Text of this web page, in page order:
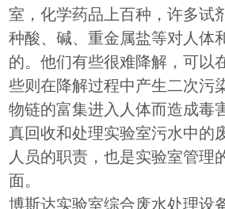
室，化学药品上百种，许多试
种酸、碱、重金属盐等对人体
的。他们有些很难降解，可以
些则在降解过程中产生二次污
物链的富集进入人体而造成毒
真回收和处理实验室污水中的
人员的职责，也是实验室管理
面。
博斯达实验室综合废水处理设